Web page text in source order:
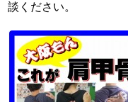
談ください。